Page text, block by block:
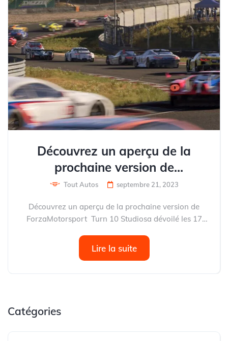
Découvrez un aperçu de la
prochaine version de
ForzaMotorsport
Tout Autos septembre 21, 2023
Découvrez un aperçu de la prochaine version de
ForzaMotorsport Turn 10 Studiosa dévoilé les 17
deForzaMotorsport le 11 septembre 2023 (lien), offrant
ainsi l’occasion de découvrir les premières courses et...
Lire la suite
Catégories